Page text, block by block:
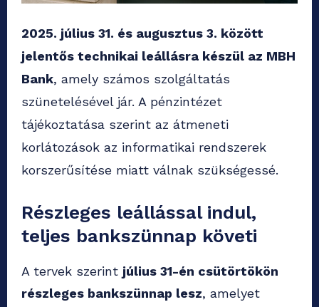
2025. július 31. és augusztus 3. között
jelentős technikai leállásra készül az MBH
Bank, amely számos szolgáltatás
szünetelésével jár. A pénzintézet
tájékoztatása szerint az átmeneti
korlátozások az informatikai rendszerek
korszerűsítése miatt válnak szükségessé.
Részleges leállással indul,
teljes bankszünnap követi
A tervek szerint július 31-én csütörtökön
részleges bankszünnap lesz, amelyet